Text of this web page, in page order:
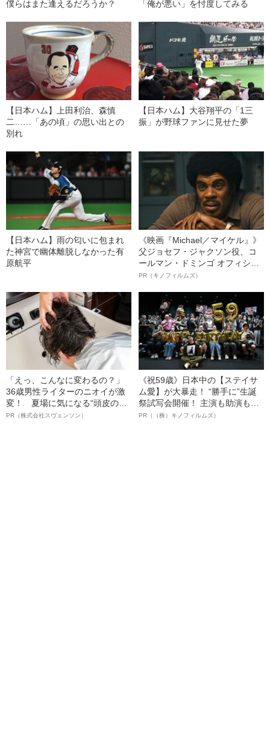
僕らはまた逢えるだろうか？
「俺が悪い」を忖度してみる
【日本ハム】上田利治、森慎
二……「あの頃」の思い出との
別れ
【日本ハム】大谷翔平の「1三
振」が野球ファンに見せた夢
【日本ハム】雨の匂いに包まれ
た神宮で幽体離脱しなかった有
原航平
《映画『Michael／マイケル』》
父ジョセフ・ジャクソン役、コ
ールマン・ドミンゴ オフィシャ
ルインタビュー“観客を魅了した
語る”《日本興収70億円突破》
PR（キノフィルムズ）
「えっ、こんなに変わるの？」
36歳男性ライターのニオイが激
変！ 夏場に気になる“頭皮のニ
オイ”や“ベタつき”を解消す
PR（株式会社スヴェンソン）
《祝59歳》日本中の【ステイサ
ム愛】が大暴走！ “勝手に”生誕
祭試写会開催！ 主演も助演も全
部ステイサム！「ステサミー
PR（（株）キノフィルムズ）